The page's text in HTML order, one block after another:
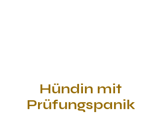
Hündin mit
Prüfungspanik